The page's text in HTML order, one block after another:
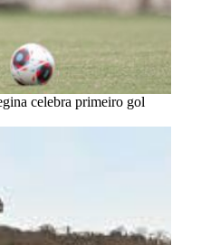
celebra primeiro gol